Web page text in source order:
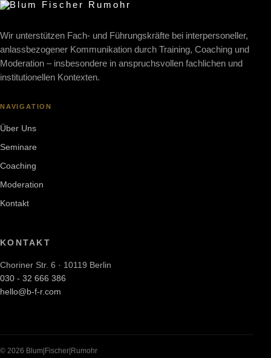
Wir unterstützen Fach- und Führungskräfte bei interpersoneller,
anlassbezogener Kommunikation durch Training, Coaching und
Moderation – insbesondere in anspruchsvollen fachlichen und
institutionellen Kontexten.
NAVIGATION
Über Uns
Seminare
Coaching
Moderation
Kontakt
KONTAKT
Choriner Str. 6 · 10119 Berlin
030 - 32 666 386
hello@b-f-r.com
© 2026 Blum|Fischer|Rumohr